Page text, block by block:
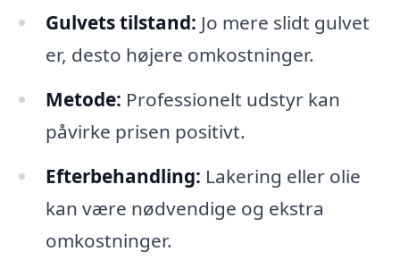
Gulvets tilstand: Jo mere slidt gulvet
er, desto højere omkostninger.
Metode: Professionelt udstyr kan
påvirke prisen positivt.
Efterbehandling: Lakering eller olie
kan være nødvendige og ekstra
omkostninger.